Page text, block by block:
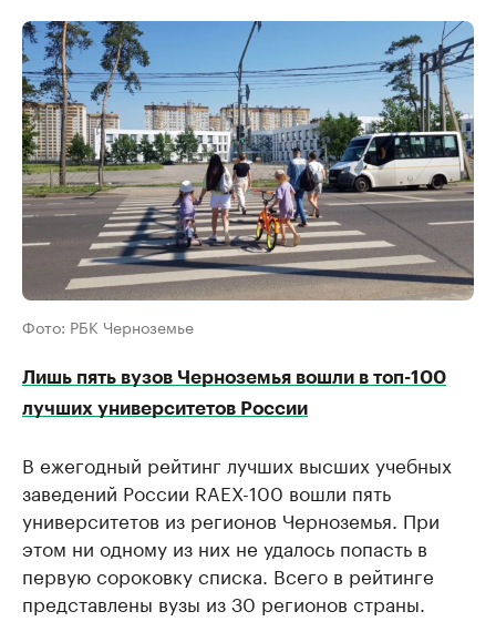
Фото: РБК Черноземье
Лишь пять вузов Черноземья вошли в топ-100
лучших университетов России
В ежегодный рейтинг лучших высших учебных
заведений России RAEX-100 вошли пять
университетов из регионов Черноземья. При
этом ни одному из них не удалось попасть в
первую сороковку списка. Всего в рейтинге
представлены вузы из 30 регионов страны.